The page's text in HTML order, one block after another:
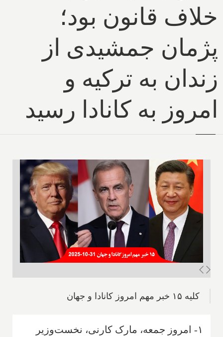
خلاف قانون بود؛
پژمان جمشیدی از
زندان به ترکیه و
امروز به کانادا رسید
کلیه ۱۵ خبر مهم امروز کانادا و جهان
۱- امروز جمعه، مارک کارنی، نخست‌وزیر